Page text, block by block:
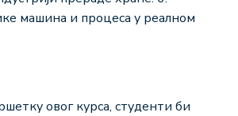
машина и процеса у реалном
овог курса, студенти би